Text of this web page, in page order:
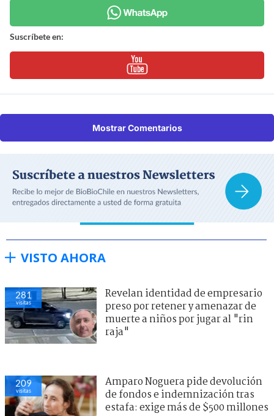
Suscríbete en:
Mostrar Comentarios
VISTO AHORA
281
visitas
Revelan identidad de empresario
preso por retener y amenazar de
muerte a niños por jugar al "rin
raja"
209
visitas
Amparo Noguera pide devolución
de fondos e indemnización tras
estafa: exige más de $500 millones